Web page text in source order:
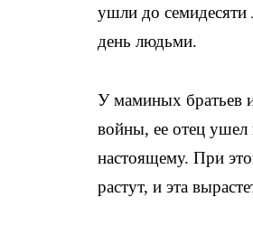
ушли до
день людьми.
У маминых братьев
войны, ее отец ушел
настоящему. При
растут, и эта